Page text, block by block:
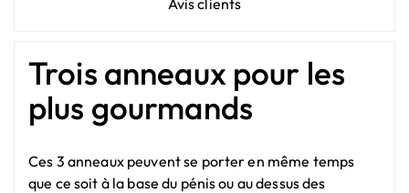
Trois anneaux pour les
plus gourmands
Ces 3 anneaux peuvent se porter en même temps
que ce soit à la base du pénis ou au dessus des